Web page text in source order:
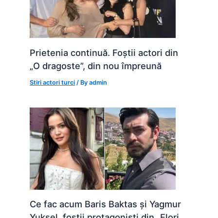
Prietenia continuă. Foștii actori din
„O dragoste”, din nou împreună
Stiri actori turci / Byadmin
Ce fac acum Baris Baktas și Yagmur